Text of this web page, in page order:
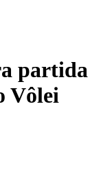
partida
Vôlei